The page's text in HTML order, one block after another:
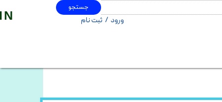
ورود / ثبت نام
جستجو